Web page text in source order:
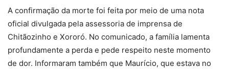
A confirmação da morte foi feita por meio de uma nota
oficial divulgada pela assessoria de imprensa de
Chitãozinho e Xororó. No comunicado, a família lamenta
profundamente a perda e pede respeito neste momento
de dor. Informaram também que Maurício, que estava no